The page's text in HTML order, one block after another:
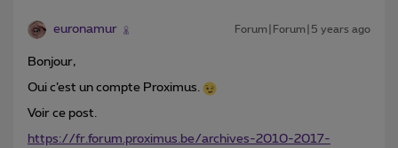
euronamur Forum|Forum|5 years ago
Bonjour,
Oui c’est un compte Proximus.
Voir ce post.
https://fr.forum.proximus.be/archives-2010-2017-